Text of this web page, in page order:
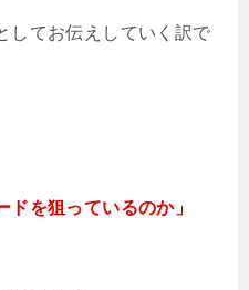
してお伝えしていく訳で
ドを狙っているのか」